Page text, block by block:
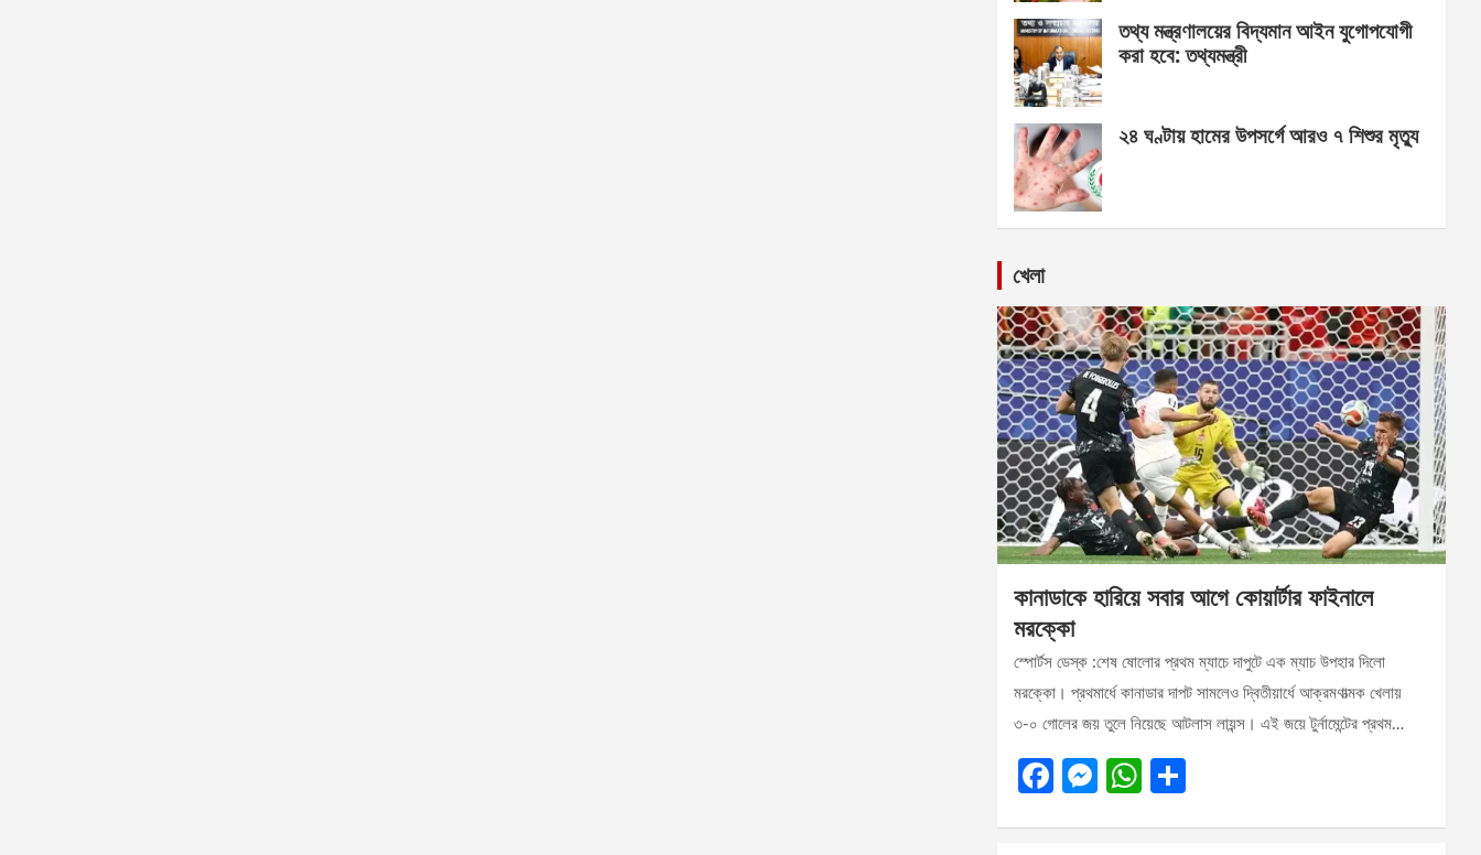
তথ্য মন্ত্রণালয়ের বিদ্যমান আইন যুগোপযোগী
করা হবে: তথ্যমন্ত্রী
২৪ ঘণ্টায় হামের উপসর্গে আরও ৭ শিশুর মৃত্যু
খেলা
কানাডাকে হারিয়ে সবার আগে কোয়ার্টার ফাইনালে
মরক্কো
স্পোর্টস ডেস্ক :শেষ ষোলোর প্রথম ম্যাচে দাপুটে এক ম্যাচ উপহার দিলো
মরক্কো। প্রথমার্ধে কানাডার দাপট সামলেও দ্বিতীয়ার্ধে আক্রমণাত্মক খেলায়
৩-০ গোলের জয় তুলে নিয়েছে আটলাস লায়ন্স। এই জয়ে টুর্নামেন্টের প্রথম…
F
M W